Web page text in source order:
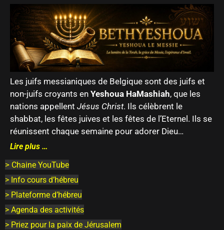
Les juifs messianiques de Belgique sont des juifs et
non-juifs croyants en Yeshoua HaMashiah, que les
nations appellent Jésus Christ. Ils célèbrent le
shabbat, les fêtes juives et les fêtes de l’Eternel. Ils se
réunissent chaque semaine pour adorer Dieu…
Lire plus …
> Chaine YouTube
> Info cours d’hébreu
> Plateforme d’hébreu
> Agenda des activités
> Priez pour la paix de Jérusalem